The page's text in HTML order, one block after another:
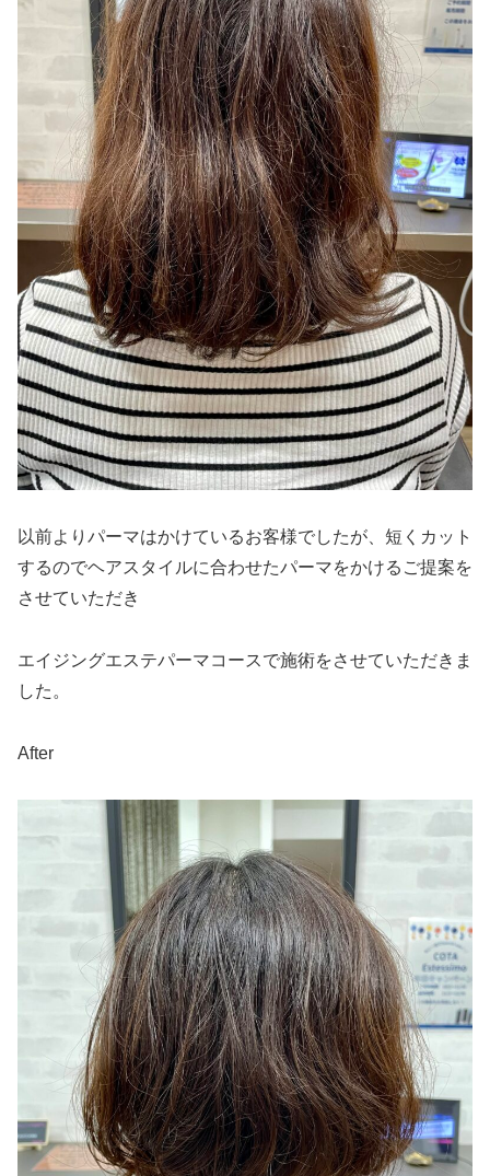
以前よりパーマはかけているお客様でしたが、短くカット
するのでヘアスタイルに合わせたパーマをかけるご提案を
させていただき
エイジングエステパーマコースで施術をさせていただきま
した。
After